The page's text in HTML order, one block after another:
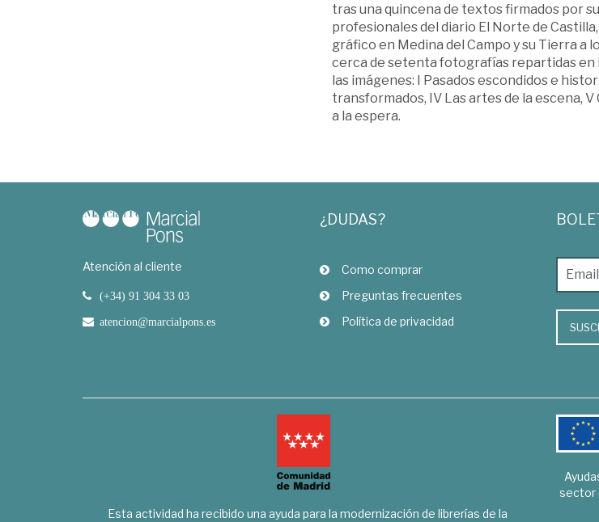
tras una quincena de textos firmados por
profesionales del diario El Norte de
gráfico en Medina del Campo y su Tierra
cerca de setenta fotografías repartidas en
las imágenes: I Pasados escondidos e
transformados, IV Las artes de la escena,
a la espera.
Atención al cliente
(+34) 91 304 33 03
atencion@marcialpons.es
¿DUDAS?
Como comprar
Preguntas frecuentes
Política de privacidad
Esta actividad ha recibido una ayuda para la modernización de librerías de la
sector